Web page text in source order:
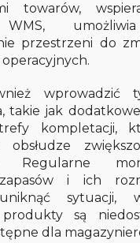
towarów,
przestrzeni do
wprowadzić
takie jak
kompletacji,
Regularne
i ich
sytuacji,
są
dla